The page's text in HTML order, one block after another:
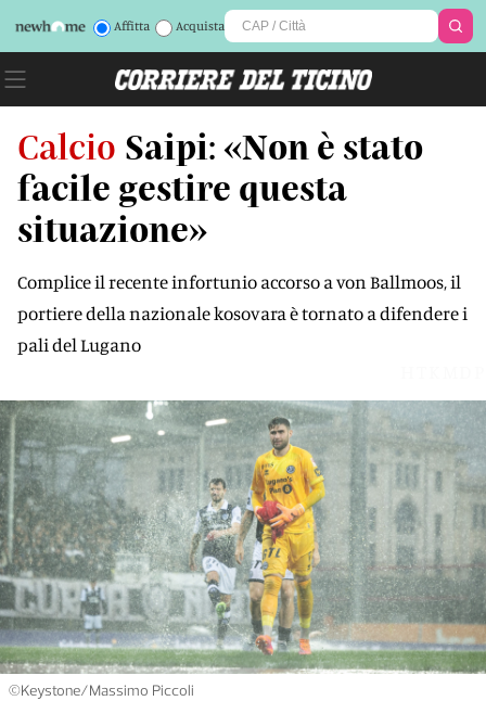
Affitta Acquista
Calcio Saipi: «Non è stato
facile gestire questa
situazione»
Complice il recente infortunio accorso a von Ballmoos, il
portiere della nazionale kosovara è tornato a difendere i
pali del Lugano
©Keystone/Massimo Piccoli